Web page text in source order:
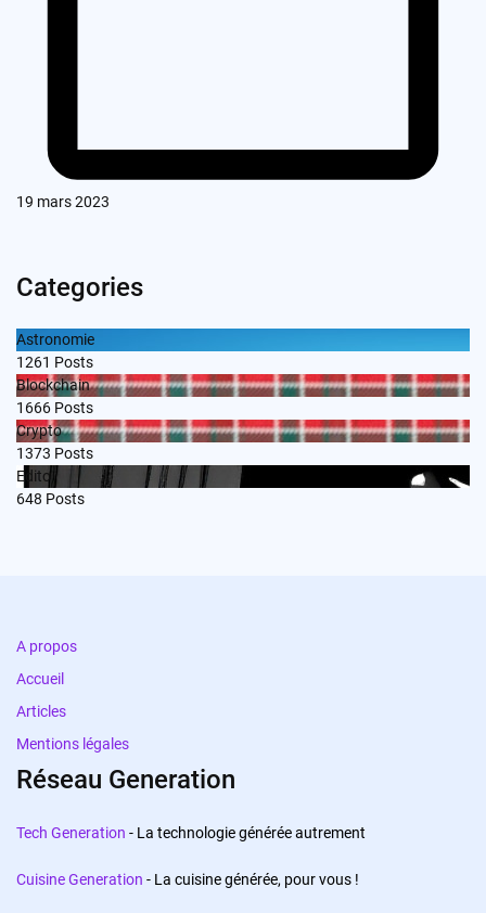
19 mars 2023
Categories
Astronomie
1261 Posts
Blockchain
1666 Posts
Crypto
1373 Posts
Edito
648 Posts
A propos
Accueil
Articles
Mentions légales
Réseau Generation
Tech Generation - La technologie générée autrement
Cuisine Generation - La cuisine générée, pour vous !